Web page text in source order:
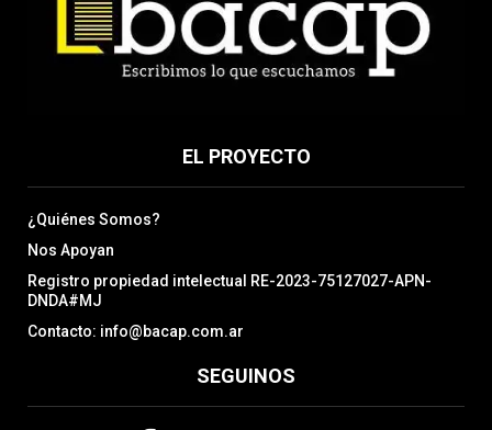
EL PROYECTO
¿Quiénes Somos?
Nos Apoyan
Registro propiedad intelectual RE-2023-75127027-APN-
DNDA#MJ
Contacto: info@bacap.com.ar
SEGUINOS